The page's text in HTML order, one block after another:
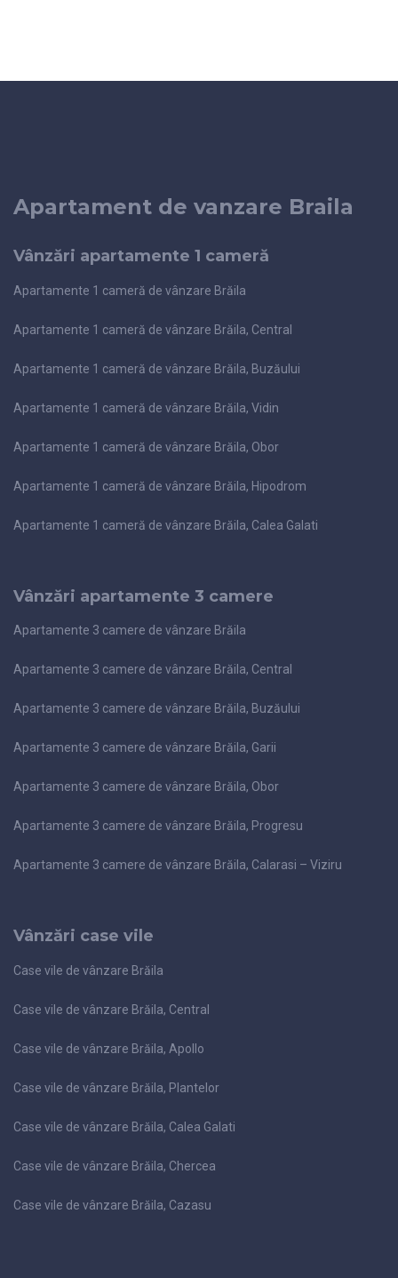
Apartament de vanzare Braila
Vânzări apartamente 1 cameră
Apartamente 1 cameră de vânzare Brăila
Apartamente 1 cameră de vânzare Brăila, Central
Apartamente 1 cameră de vânzare Brăila, Buzăului
Apartamente 1 cameră de vânzare Brăila, Vidin
Apartamente 1 cameră de vânzare Brăila, Obor
Apartamente 1 cameră de vânzare Brăila, Hipodrom
Apartamente 1 cameră de vânzare Brăila, Calea Galati
Vânzări apartamente 3 camere
Apartamente 3 camere de vânzare Brăila
Apartamente 3 camere de vânzare Brăila, Central
Apartamente 3 camere de vânzare Brăila, Buzăului
Apartamente 3 camere de vânzare Brăila, Garii
Apartamente 3 camere de vânzare Brăila, Obor
Apartamente 3 camere de vânzare Brăila, Progresu
Apartamente 3 camere de vânzare Brăila, Calarasi – Viziru
Vânzări case vile
Case vile de vânzare Brăila
Case vile de vânzare Brăila, Central
Case vile de vânzare Brăila, Apollo
Case vile de vânzare Brăila, Plantelor
Case vile de vânzare Brăila, Calea Galati
Case vile de vânzare Brăila, Chercea
Case vile de vânzare Brăila, Cazasu